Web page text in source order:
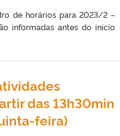
de horários para 2023/2 –
informadas antes do início
das 13h30min
feira)